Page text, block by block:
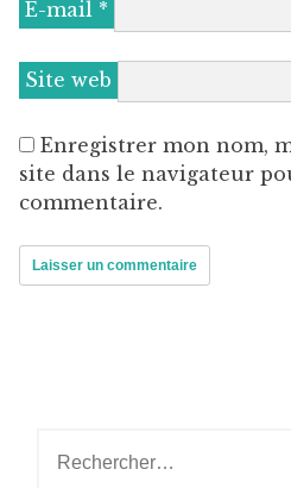
E-mail *
Site web
Enregistrer mon nom,
site dans le navigateur
commentaire.